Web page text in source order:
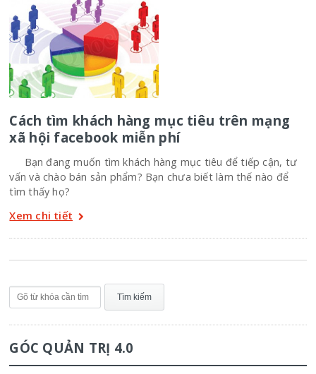
Cách tìm khách hàng mục tiêu trên mạng
xã hội facebook miễn phí
Bạn đang muốn tìm khách hàng mục tiêu để tiếp cận, tư
vấn và chào bán sản phẩm? Bạn chưa biết làm thế nào để
tìm thấy họ?
Xem chi tiết
GÓC QUẢN TRỊ 4.0